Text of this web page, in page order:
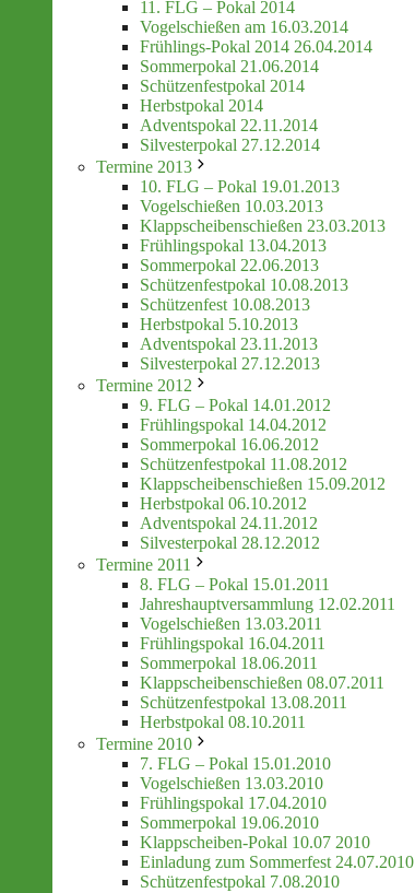
11. FLG – Pokal 2014
Vogelschießen am 16.03.2014
Frühlings-Pokal 2014 26.04.2014
Sommerpokal 21.06.2014
Schützenfestpokal 2014
Herbstpokal 2014
Adventspokal 22.11.2014
Silvesterpokal 27.12.2014
Termine 2013
10. FLG – Pokal 19.01.2013
Vogelschießen 10.03.2013
Klappscheibenschießen 23.03.2013
Frühlingspokal 13.04.2013
Sommerpokal 22.06.2013
Schützenfestpokal 10.08.2013
Schützenfest 10.08.2013
Herbstpokal 5.10.2013
Adventspokal 23.11.2013
Silvesterpokal 27.12.2013
Termine 2012
9. FLG – Pokal 14.01.2012
Frühlingspokal 14.04.2012
Sommerpokal 16.06.2012
Schützenfestpokal 11.08.2012
Klappscheibenschießen 15.09.2012
Herbstpokal 06.10.2012
Adventspokal 24.11.2012
Silvesterpokal 28.12.2012
Termine 2011
8. FLG – Pokal 15.01.2011
Jahreshauptversammlung 12.02.2011
Vogelschießen 13.03.2011
Frühlingspokal 16.04.2011
Sommerpokal 18.06.2011
Klappscheibenschießen 08.07.2011
Schützenfestpokal 13.08.2011
Herbstpokal 08.10.2011
Termine 2010
7. FLG – Pokal 15.01.2010
Vogelschießen 13.03.2010
Frühlingspokal 17.04.2010
Sommerpokal 19.06.2010
Klappscheiben-Pokal 10.07 2010
Einladung zum Sommerfest 24.07.2010
Schützenfestpokal 7.08.2010